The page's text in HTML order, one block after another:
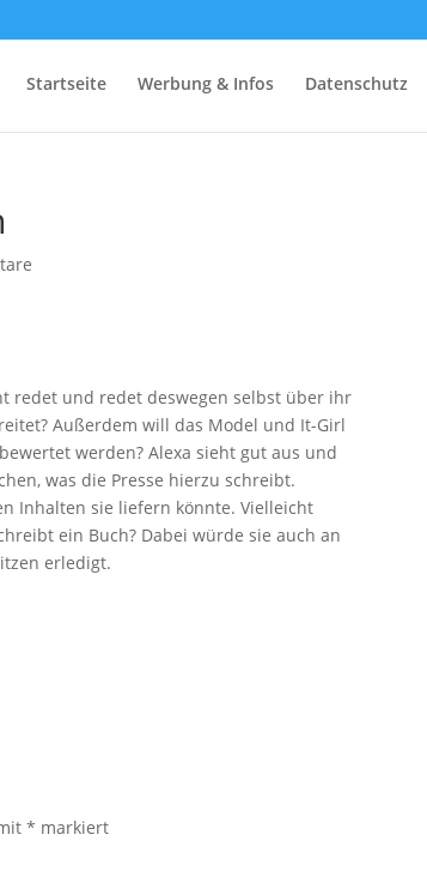
Startseite Werbung & Infos Datenschutz
redet und redet deswegen selbst über ihr
Außerdem will das Model und It-Girl
werden? Alexa sieht gut aus und
was die Presse hierzu schreibt.
Inhalten sie liefern könnte. Vielleicht
ein Buch? Dabei würde sie auch an
erledigt.
* markiert